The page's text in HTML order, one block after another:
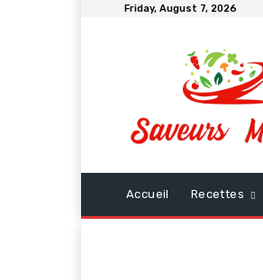
Friday, August 7, 2026
Accueil Recettes